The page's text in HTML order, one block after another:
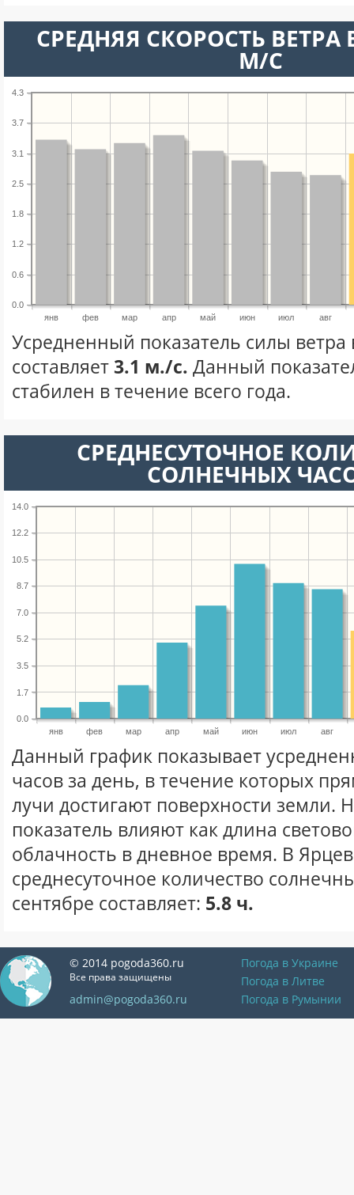
СРЕДНЯЯ СКОРОСТЬ ВЕТРА
М/С
янв фев мар апр май июн июл авг
0.0
0.6
1.2
1.8
2.5
3.1
3.7
4.3
Усредненный показатель силы ветра
составляет3.1 м./с. Данный
стабилен в течение всего года.
СРЕДНЕСУТОЧНОЕ
СОЛНЕЧНЫХ
янв фев мар апр май июн июл авг
0.0
1.7
3.5
5.2
7.0
8.7
10.5
12.2
14.0
Данный график показывает
часов за день, в течение которых
лучи достигают поверхности земли.
показатель влияют как длина
облачность в дневное время. В
среднесуточное количество
сентябре составляет: 5.8 ч.
© 2014 pogoda360.ru
Все права защищены
admin@pogoda360.ru
Погода в Украине
Погода в Литве
Погода в Румынии